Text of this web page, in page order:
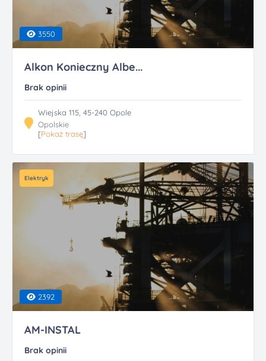
3550
Alkon Konieczny Albe...
Brak opinii
Wiejska 115, 45-240 Opole
Opolskie
[Pokaż trasę]
Elektryk
2392
AM-INSTAL
Brak opinii